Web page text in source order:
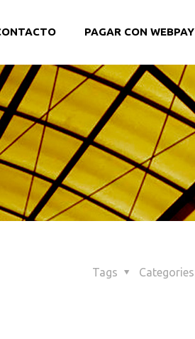
PAGAR CON WEBPAY
Categories
Tags